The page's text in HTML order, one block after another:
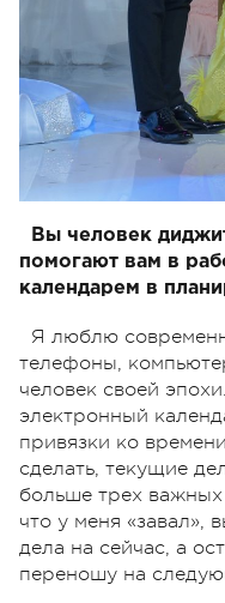
Вы человек
помогают вам в
календарем в
Я люблю
телефоны,
человек своей
электронный
привязки ко
сделать, текущие
больше трех важных
что у меня «завал»,
дела на сейчас, а
переношу на